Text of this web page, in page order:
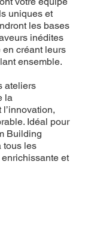
uniques et
les bases
inédites
créant leurs
ensemble.
ateliers
la
Idéal pour
Building
tous les
et